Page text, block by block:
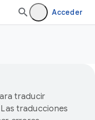
Acceder
traducir
traducciones